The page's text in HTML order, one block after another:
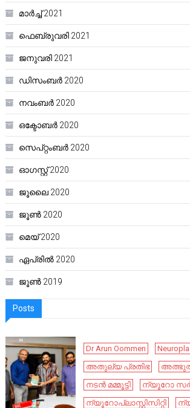
മാർച്ച്‌ 2021
ഫെബ്രുവരി 2021
ജനുവരി 2021
ഡിസംബർ 2020
നവംബർ 2020
ഒക്ടോബർ 2020
സെപ്റ്റംബർ 2020
ഓഗസ്റ്റ്‌ 2020
ജൂലൈ 2020
ജൂൺ 2020
മെയ്‌ 2020
ഏപ്രിൽ 2020
ജൂൺ 2019
Posts
Dr Arun Oommen
അതുല്യ പ്രതിഭ
നടൻ മമ്മൂട്ടി
ന്യൂറോ
ന്യൂറോപ്ലാസ്റ്റിസിറ്റി